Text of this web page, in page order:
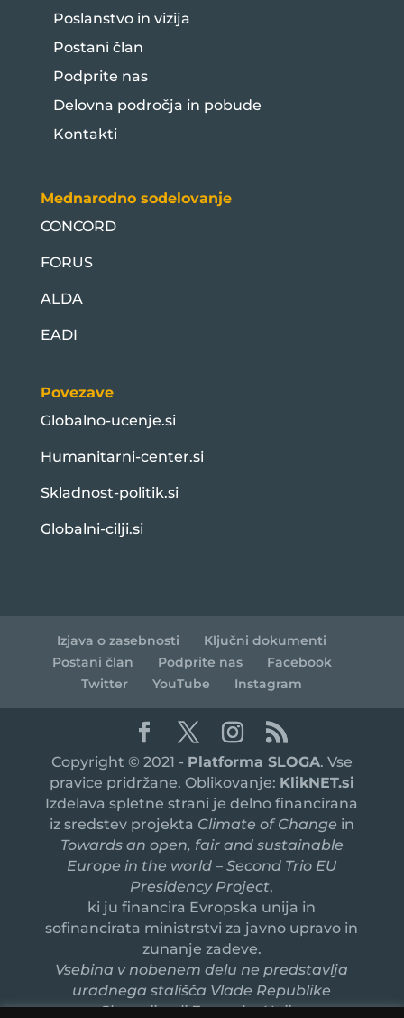
Poslanstvo in vizija
Postani član
Podprite nas
Delovna področja in pobude
Kontakti
Mednarodno sodelovanje
CONCORD
FORUS
ALDA
EADI
Povezave
Globalno-ucenje.si
Humanitarni-center.si
Skladnost-politik.si
Globalni-cilji.si
Izjava o zasebnosti
Ključni dokumenti
Postani član
Podprite nas
Facebook
Twitter
YouTube Instagram
Copyright © 2021 - Platforma SLOGA. Vse
pravice pridržane. Oblikovanje: KlikNET.si
Izdelava spletne strani je delno financirana
iz sredstev projekta Climate of Change in
Towards an open, fair and sustainable
Europe in the world – Second Trio EU
Presidency Project,
ki ju financira Evropska unija in
sofinancirata ministrstvi za javno upravo in
zunanje zadeve.
Vsebina v nobenem delu ne predstavlja
uradnega stališča Vlade Republike
Slovenije ali Evropske Unije.